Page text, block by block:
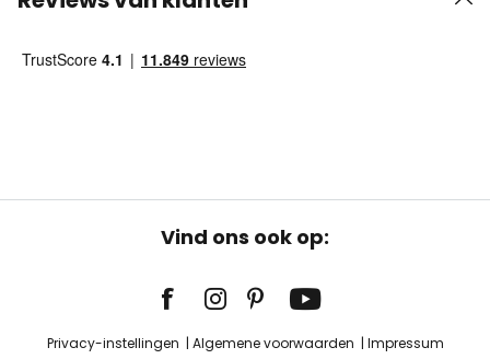
Vind ons ook op:
Privacy-instellingen Algemene voorwaarden Impressum